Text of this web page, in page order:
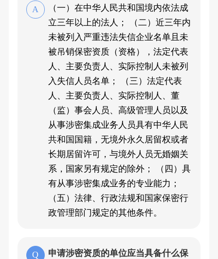
（一）在中华人民共和国境内依法成
立三年以上的法人； （二）近三年内
未被列入严重违法失信企业名单且未
被吊销保密资质（资格），法定代表
人、主要负责人、实际控制人未被列
入失信人员名单； （三）法定代表
人、主要负责人、实际控制人、董
（监）事会人员、高级管理人员以及
从事涉密集成业务人员具有中华人民
共和国国籍，无境外永久居留权或者
长期居留许可，与境外人员无婚姻关
系，国家另有规定的除外； （四）具
有从事涉密集成业务的专业能力；
（五）法律、行政法规和国家保密行
政管理部门规定的其他条件。
申请涉密资质的单位应当具备什么保